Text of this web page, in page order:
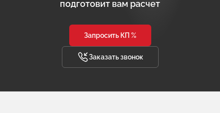
подготовит вам расчет
Запросить КП %
Заказать звонок